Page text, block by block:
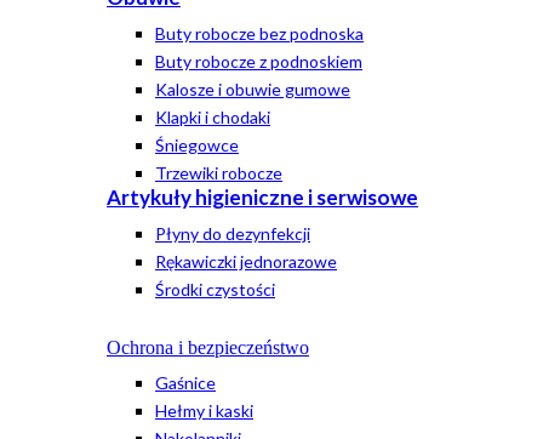
Buty robocze bez podnoska
Buty robocze z podnoskiem
Kalosze i obuwie gumowe
Klapki i chodaki
Śniegowce
Trzewiki robocze
Artykuły higieniczne i serwisowe
Płyny do dezynfekcji
Rękawiczki jednorazowe
Środki czystości
Ochrona i bezpieczeństwo
Gaśnice
Hełmy i kaski